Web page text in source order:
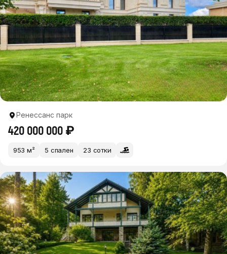
Ренессанс парк
420 000 000 ₽
953 м² 5 спален 23 сотки